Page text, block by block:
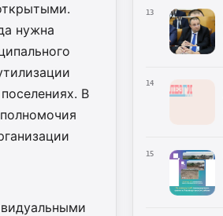
нужна
В
13
14
15